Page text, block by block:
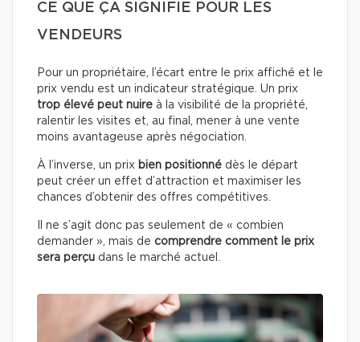
CE QUE ÇA SIGNIFIE POUR LES
VENDEURS
Pour un propriétaire, l’écart entre le prix affiché et le
prix vendu est un indicateur stratégique. Un prix
trop élevé peut nuire à la visibilité de la propriété,
ralentir les visites et, au final, mener à une vente
moins avantageuse après négociation.
À l’inverse, un prix bien positionné dès le départ
peut créer un effet d’attraction et maximiser les
chances d’obtenir des offres compétitives.
Il ne s’agit donc pas seulement de « combien
demander », mais de comprendre comment le prix
sera perçu dans le marché actuel.